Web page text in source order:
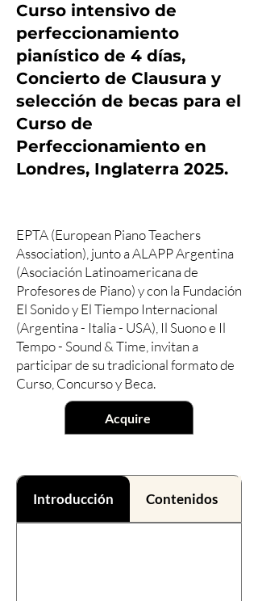
Curso intensivo de
perfeccionamiento
pianístico de 4 días,
Concierto de Clausura y
selección de becas para el
Curso de
Perfeccionamiento en
Londres, Inglaterra 2025.
EPTA (European Piano Teachers
Association), junto a ALAPP Argentina
(Asociación Latinoamericana de
Profesores de Piano) y con la Fundación
El Sonido y El Tiempo Internacional
(Argentina - Italia - USA), Il Suono e Il
Tempo - Sound & Time, invitan a
participar de su tradicional formato de
Curso, Concurso y Beca.
Acquire
Introducción Contenidos